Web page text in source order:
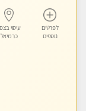
לפרטים
נוספים
עיסוי
כרמיאל